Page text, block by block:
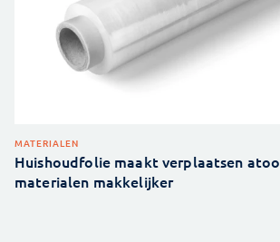
MATERIALEN
Huishoudfolie maakt verplaatsen
materialen makkelijker